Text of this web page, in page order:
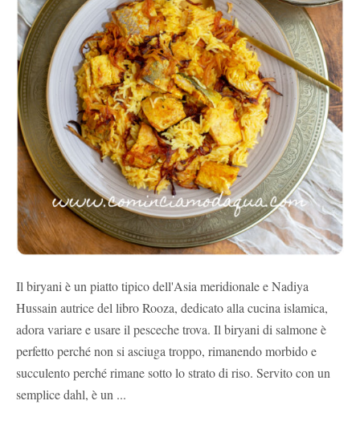
Il biryani è un piatto tipico dell'Asia meridionale e Nadiya
Hussain autrice del libro Rooza, dedicato alla cucina islamica,
adora variare e usare il pesceche trova. Il biryani di salmone è
perfetto perché non si asciuga troppo, rimanendo morbido e
succulento perché rimane sotto lo strato di riso. Servito con un
semplice dahl, è un ...